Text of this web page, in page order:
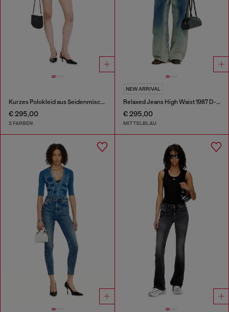
Kurzes Polokleid aus Seidenmischung in Rippstrick
€ 295,00
2 FARBEN
NEW ARRIVAL
Relaxed Jeans High Waist 1987 D-Khelz
€ 295,00
MITTELBLAU